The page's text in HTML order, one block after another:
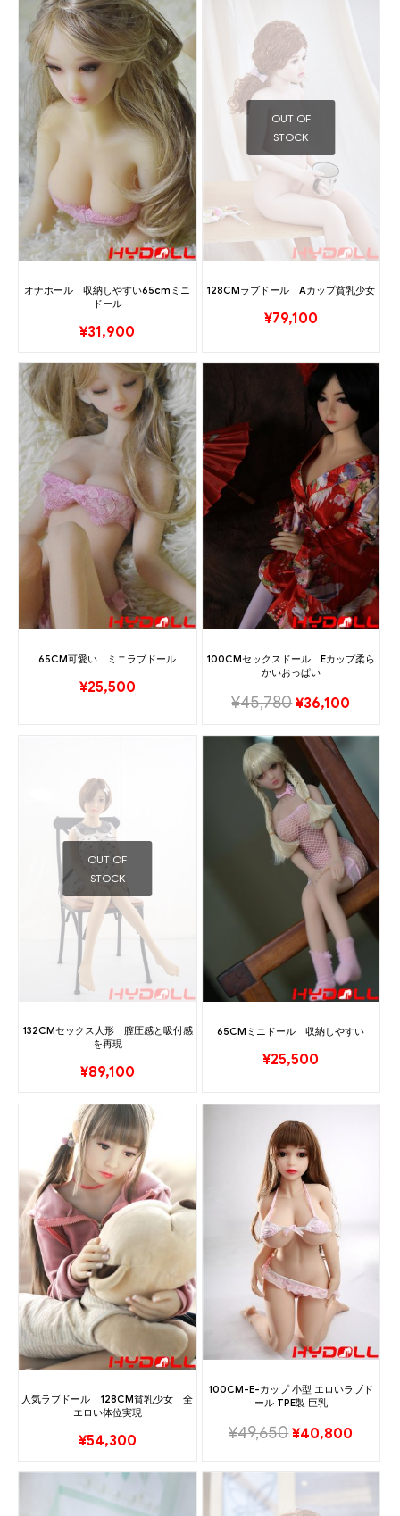
オナホール 収納しやすい65cmミニ
ドール
¥31,900
OUT OF
STOCK
128CMラブドール Aカップ貧乳少女
¥79,100
65CM可愛い ミニラブドール
¥25,500
100CMセックスドール Eカップ柔ら
かいおっぱい
¥45,780 ¥36,100
OUT OF
STOCK
132CMセックス人形 膣圧感と吸付感
を再現
¥89,100
65CMミニドール 収納しやすい
¥25,500
人気ラブドール 128CM貧乳少女 全
エロい体位実現
¥54,300
100CM-E-カップ 小型 エロいラブド
ール TPE製 巨乳
¥49,650 ¥40,800